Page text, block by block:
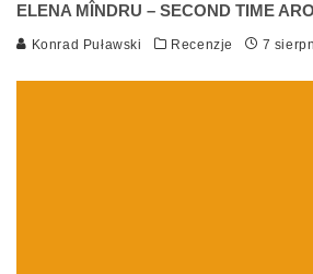
ELENA MÎNDRU – SECOND TIME
Konrad Puławski Recenzje 7